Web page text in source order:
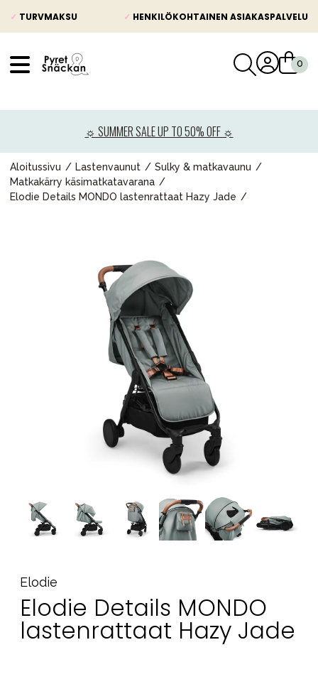
✓ TURVMAKSU ✓ HENKILÖKOHTAINEN ASIAKASPALVELU
☼ SUMMER SALE UP TO 50% OFF ☼
Aloitussivu Lastenvaunut
Sulky & matkavaunu
Matkakärry käsimatkatavarana
Elodie Details MONDO lastenrattaat Hazy Jade
Elodie
Elodie Details MONDO
lastenrattaat Hazy Jade
Lastenvaunut
Lasten turvaistuimet
Vauvan paketti
Äiti & Isä
Huonekalut & vuodevaatteet
Tarvikkeet
Varaosat
Kampanjat
Lahjavinkkejä
Suosikit
Tavaramerkit
Aurinko ja uinti Outlet
Opas